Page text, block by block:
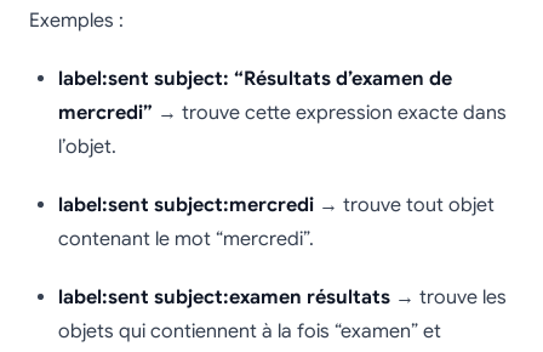
Exemples :
label:sent subject: “Résultats d’examen de
mercredi” → trouve cette expression exacte dans
l’objet.
label:sent subject:mercredi → trouve tout objet
contenant le mot “mercredi”.
label:sent subject:examen résultats → trouve les
objets qui contiennent à la fois “examen” et